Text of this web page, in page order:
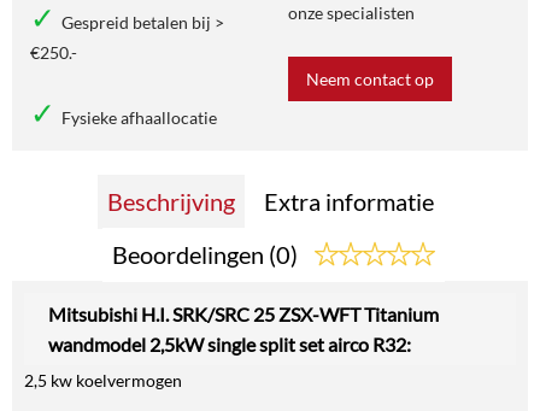
Gespreid betalen bij >
€250.-
Fysieke afhaallocatie
onze specialisten
Neem contact op
Beschrijving
Extra informatie
Beoordelingen (0)
Mitsubishi H.I. SRK/SRC 25 ZSX-WFT Titanium
wandmodel 2,5kW single split set airco R32:
2,5 kw koelvermogen